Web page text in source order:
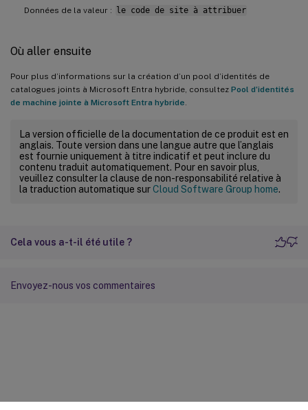
Données de la valeur : le code de site à attribuer
Où aller ensuite
Pour plus d’informations sur la création d’un pool d’identités de
catalogues joints à Microsoft Entra hybride, consultez Pool d’identités
de machine jointe à Microsoft Entra hybride
La version officielle de la documentation de ce produit est en
anglais. Toute version dans une langue autre que l’anglais
est fournie uniquement à titre indicatif et peut inclure du
contenu traduit automatiquement. Pour en savoir plus,
veuillez consulter la clause de non-responsabilité relative à
la traduction automatique surCloud Software Group home.
Cela vous a-t-il été utile ?
Envoyez-nous vos commentaires